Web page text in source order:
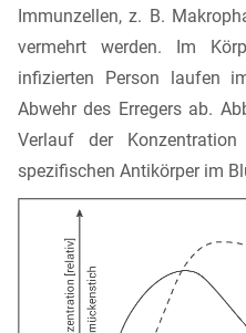
Immunzellen, z. B.
vermehrt werden. Im
infizierten Person laufen
Abwehr des Erregers ab.
Verlauf der
spezifischen Antikörper im